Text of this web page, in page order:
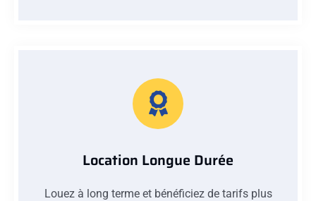
Location Longue Durée
Louez à long terme et bénéficiez de tarifs plus